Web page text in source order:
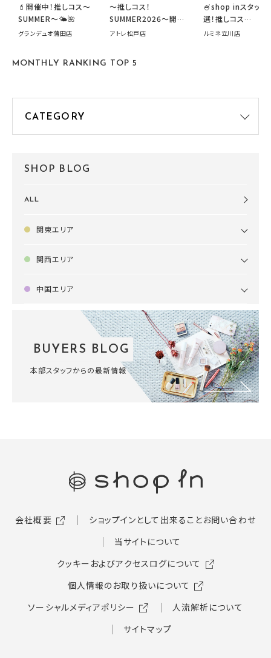
💄開催中！推しコス〜
SUMMER〜🌤️🌺
グランデュオ蒲田店
～推しコス！
SUMMER2026～開催
中です！
アトレ松戸店
🍧shop inスタッフ
選！推しコス
summer2026開催
ルミネ立川店
MONTHLY RANKING TOP 5
SHOP BLOG
ALL
関東エリア
関西エリア
中国エリア
BUYERS BLOG
本部スタッフからの最新情報
会社概要 ショップインとして出来ることお問い合わせ
当サイトについて
クッキーおよびアクセスログについて
個人情報のお取り扱いについて
ソーシャルメディアポリシー
人流解析について
サイトマップ